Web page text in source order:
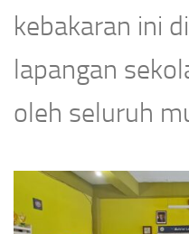
kebakaran ini
lapangan
oleh seluruh